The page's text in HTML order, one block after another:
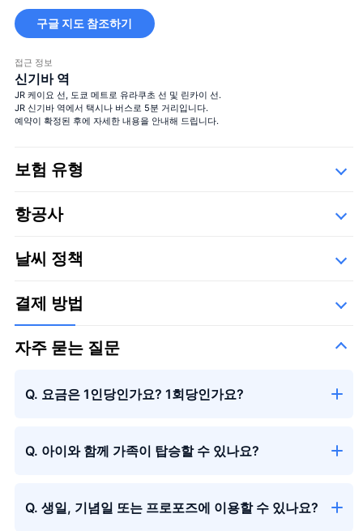
구글 지도 참조하기
접근 정보
신기바 역
JR 케이요 선, 도쿄 메트로 유라쿠초 선 및 린카이 선.
JR 신기바 역에서 택시나 버스로 5분 거리입니다.
예약이 확정된 후에 자세한 내용을 안내해 드립니다.
보험 유형
항공사
날씨 정책
결제 방법
자주 묻는 질문
Q. 요금은 1인당인가요? 1회당인가요?
Q. 아이와 함께 가족이 탑승할 수 있나요?
Q. 생일, 기념일 또는 프로포즈에 이용할 수 있나요?